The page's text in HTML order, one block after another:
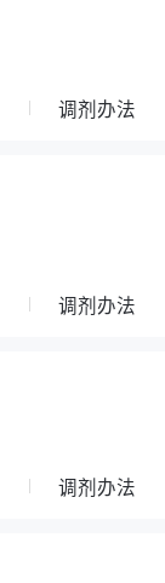
调剂办法
调剂办法
调剂办法